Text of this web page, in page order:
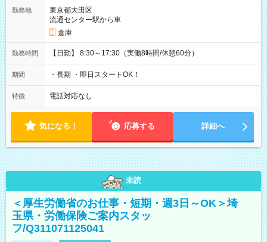
勤務地
東京都大田区
流通センター駅から車
倉庫
勤務時間 【日勤】 8:30～17:30（実働8時間/休憩60分）
期間 ・長期 ・即日スタートOK！
特徴 電話対応なし
気になる！ 応募する 詳細へ
未読
＜厚生労働省のお仕事・短期・週3日～OK＞埼
玉県・労働保険ご案内スタッ
フ/Q311071125041